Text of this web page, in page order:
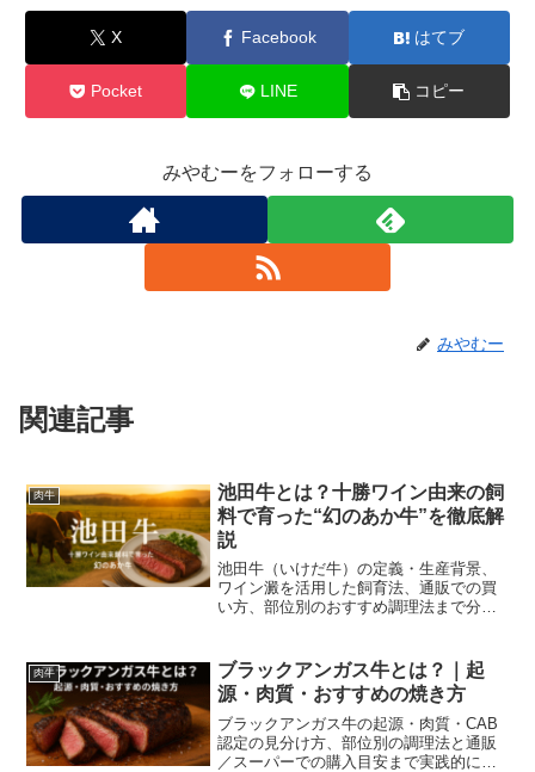
X Facebook はてブ
Pocket LINE コピー
みやむーをフォローする
みやむー
関連記事
肉牛
池田牛とは？十勝ワイン由来の飼
料で育った“幻のあか牛”を徹底解
説
池田牛（いけだ牛）の定義・生産背景、
ワイン澱を活用した飼育法、通販での買
い方、部位別のおすすめ調理法まで分か
肉牛
ブラックアンガス牛とは？｜起
源・肉質・おすすめの焼き方
ブラックアンガス牛の起源・肉質・CAB
認定の見分け方、部位別の調理法と通販
／スーパーでの購入目安まで実践的に解